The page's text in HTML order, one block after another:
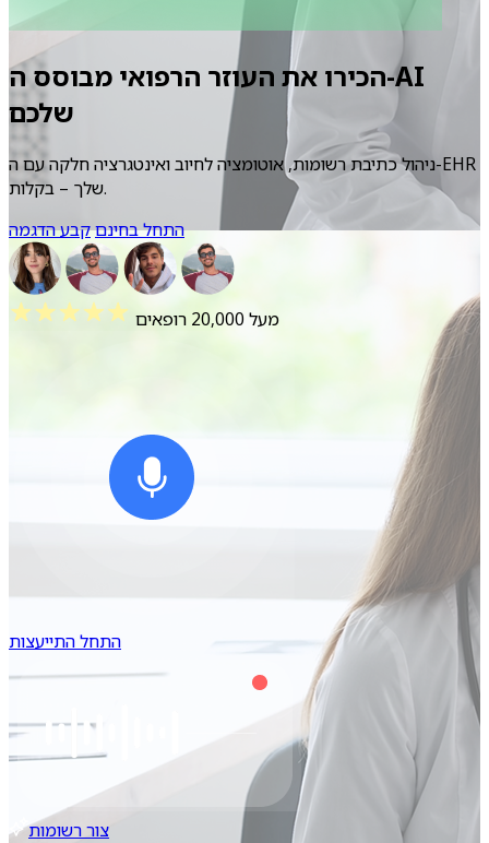
הכירו את העוזר הרפואי מבוסס ה-AI
שלכם
ניהול כתיבת רשומות, אוטומציה לחיוב ואינטגרציה חלקה עם ה-EHR
שלך – בקלות.
התחל בחינםקבע הדגמה
מעל 20,000 רופאים
התחל התייעצות
צור רשומות